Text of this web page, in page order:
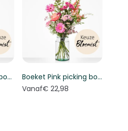
Boeket Plukboeket bont - Keuze bloemist
Boeket Pink picking bouquet - Florist's choice
Vanaf€ 22,98